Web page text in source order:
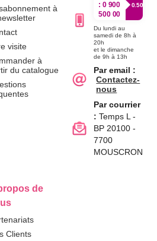
à
visite
à
du catalogue
de
Clients
: 0 900
500 00
0.50€/
Du lundi au
samedi de 8h à
20h
et le dimanche
de 9h à 13h
Par email :
Contactez-
nous
Par courrier
: Temps L -
BP 20100 -
7700
MOUSCRON